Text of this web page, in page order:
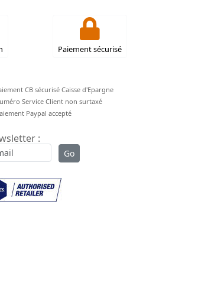
Paiement sécurisé
Paiement CB sécurisé Caisse d'Epargne
Service Client non surtaxé
Paypal accepté
: